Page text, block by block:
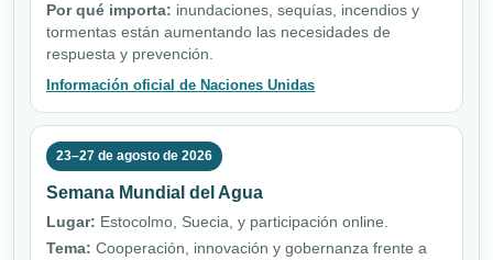
Por qué importa: inundaciones, sequías, incendios y
tormentas están aumentando las necesidades de
respuesta y prevención.
Información oficial de Naciones Unidas
23–27 de agosto de 2026
Semana Mundial del Agua
Lugar: Estocolmo, Suecia, y participación online.
Tema: Cooperación, innovación y gobernanza frente a